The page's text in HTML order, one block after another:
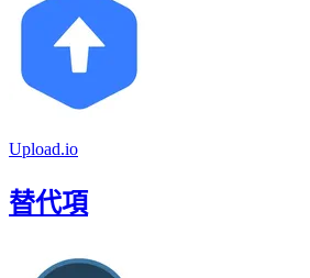
Upload.io
替代項